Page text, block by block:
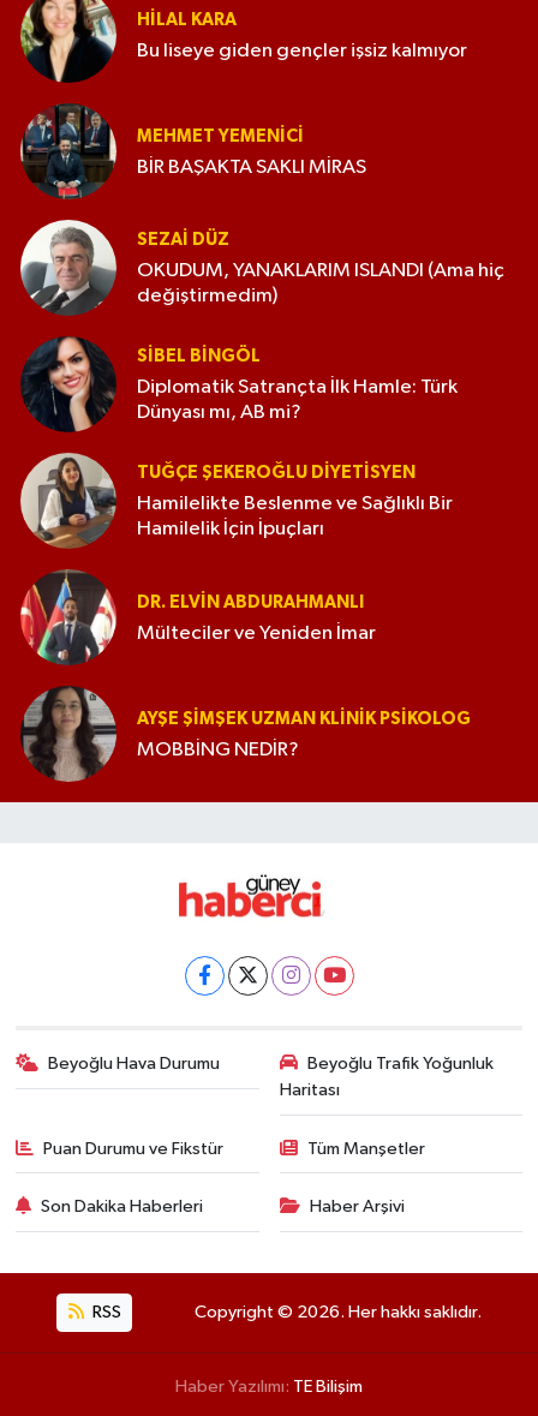
HILAL KARA
Bu liseye giden gençler işsiz kalmıyor
MEHMET YEMENICI
BİR BAŞAKTA SAKLI MİRAS
SEZAI DÜZ
OKUDUM, YANAKLARIM ISLANDI (Ama hiç
değiştirmedim)
SIBEL BINGÖL
Diplomatik Satrançta İlk Hamle: Türk
Dünyası mı, AB mi?
TUĞÇE ŞEKEROĞLU DIYETISYEN
Hamilelikte Beslenme ve Sağlıklı Bir
Hamilelik İçin İpuçları
DR. ELVIN ABDURAHMANLI
Mülteciler ve Yeniden İmar
AYŞE ŞIMŞEK UZMAN KLINIK PSIKOLOG
MOBBİNG NEDİR?
Beyoğlu Hava Durumu
Beyoğlu Trafik Yoğunluk
Haritası
Puan Durumu ve Fikstür Tüm Manşetler
Son Dakika Haberleri Haber Arşivi
RSS Copyright © 2026. Her hakkı saklıdır.
Haber Yazılımı: TE Bilişim